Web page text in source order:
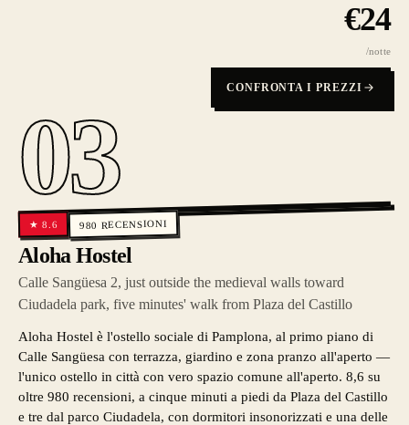
€24
/notte
CONFRONTA I PREZZI
03
★8.6 980 RECENSIONI
Aloha Hostel
Calle Sangüesa 2, just outside the medieval walls toward
Ciudadela park, five minutes' walk from Plaza del Castillo
Aloha Hostel è l'ostello sociale di Pamplona, al primo piano di
Calle Sangüesa con terrazza, giardino e zona pranzo all'aperto —
l'unico ostello in città con vero spazio comune all'aperto. 8,6 su
oltre 980 recensioni, a cinque minuti a piedi da Plaza del Castillo
e tre dal parco Ciudadela, con dormitori insonorizzati e una delle